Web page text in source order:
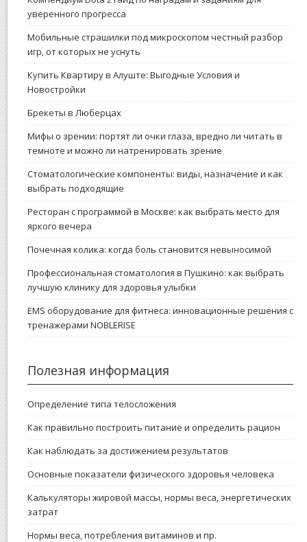
уверенного прогресса
Мобильные страшилки под микроскопом честный разбор
игр, от которых не уснуть
Купить Квартиру в Алуште: Выгодные Условия и
Новостройки
Брекеты в Люберцах
Мифы о зрении: портят ли очки глаза, вредно ли читать в
темноте и можно ли натренировать зрение
Стоматологические компоненты: виды, назначение и как
выбрать подходящие
Ресторан с программой в Москве: как выбрать место для
яркого вечера
Почечная колика: когда боль становится невыносимой
Профессиональная стоматология в Пушкино: как выбрать
лучшую клинику для здоровья улыбки
EMS оборудование для фитнеса: инновационные решения с
тренажерами NOBLERISE
Полезная информация
Определение типа телосложения
Как правильно построить питание и определить рацион
Как наблюдать за достижением результатов
Основные показатели физического здоровья человека
Калькуляторы жировой массы, нормы веса, энергетических
затрат
Нормы веса, потребления витаминов и пр.